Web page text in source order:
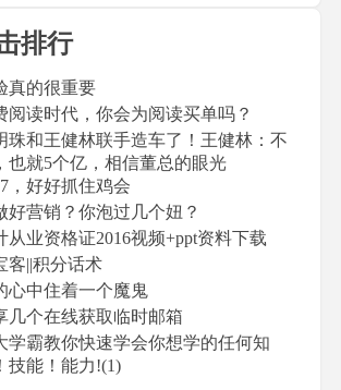
排行
真的很重要
阅读时代，你会为阅读买单吗？
珠和王健林联手造车了！王健林：不
也就5个亿，相信董总的眼光
，好好抓住鸡会
好营销？你泡过几个妞？
从业资格证2016视频+ppt资料下载
客||积分话术
心中住着一个魔鬼
几个在线获取临时邮箱
学霸教你快速学会你想学的任何知
技能！能力!(1)